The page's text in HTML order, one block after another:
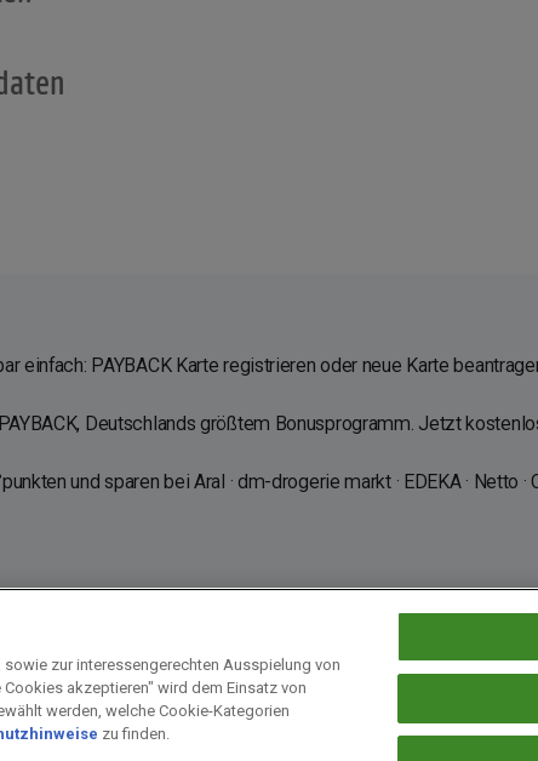
einfach: PAYBACK Karte registrieren oder neue Karte
Deutschlands größtem Bonusprogramm. Jetzt
und sparen bei Aral · dm-drogerie markt · EDEKA · Netto ·
PAYBACK Fragen & Hilfe Datenschutz
zur interessengerechten Ausspielung von
akzeptieren" wird dem Einsatz von
werden, welche Cookie-Kategorien
zu finden.